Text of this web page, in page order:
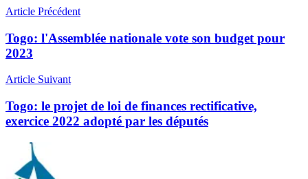
Article Précédent
Togo: l'Assemblée nationale vote son budget pour
2023
Article Suivant
Togo: le projet de loi de finances rectificative,
exercice 2022 adopté par les députés